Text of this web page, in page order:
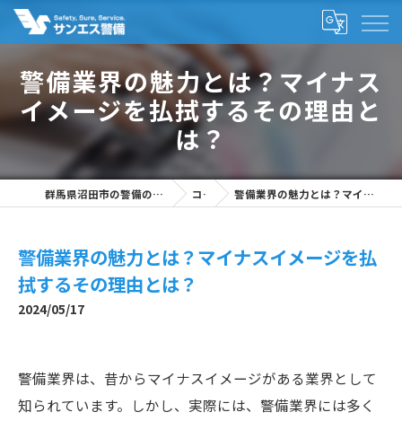
警備業界の魅力とは？マイナス
イメージを払拭するその理由と
は？
群馬県沼田市の警備の求人なら株式会社サンエス警備 コラム 警備業界の魅力とは？マイナスイメージを払拭するその理由とは？
警備業界の魅力とは？マイナスイメージを払
拭するその理由とは？
2024/05/17
警備業界は、昔からマイナスイメージがある業界として
知られています。しかし、実際には、警備業界には多く